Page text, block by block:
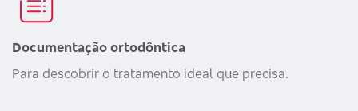
Documentação ortodôntica
Para descobrir o tratamento ideal que precisa.